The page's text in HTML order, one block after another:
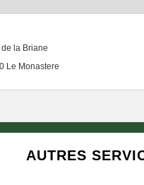
la Briane
Le Monastere
AUTRES